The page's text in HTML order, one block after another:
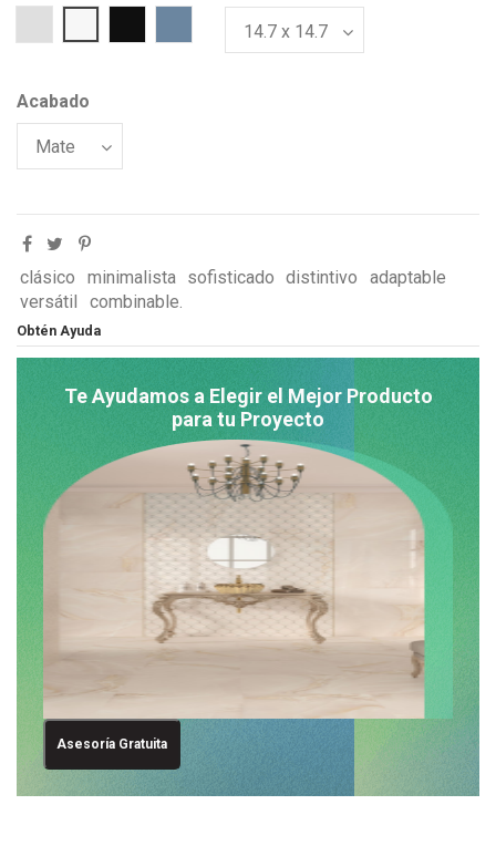
Acabado
clásico minimalista sofisticado distintivo
adaptable
versátil
combinable.
Obtén Ayuda
Te Ayudamos a Elegir el Mejor Producto
para tu Proyecto
Asesoría Gratuita